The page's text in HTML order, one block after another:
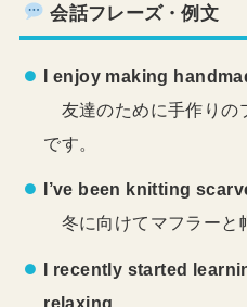
会話フレーズ・例文
I enjoy making
友達のために手作りの
です。
I’ve been knitting
冬に向けてマフラーと
I recently started
relaxing.